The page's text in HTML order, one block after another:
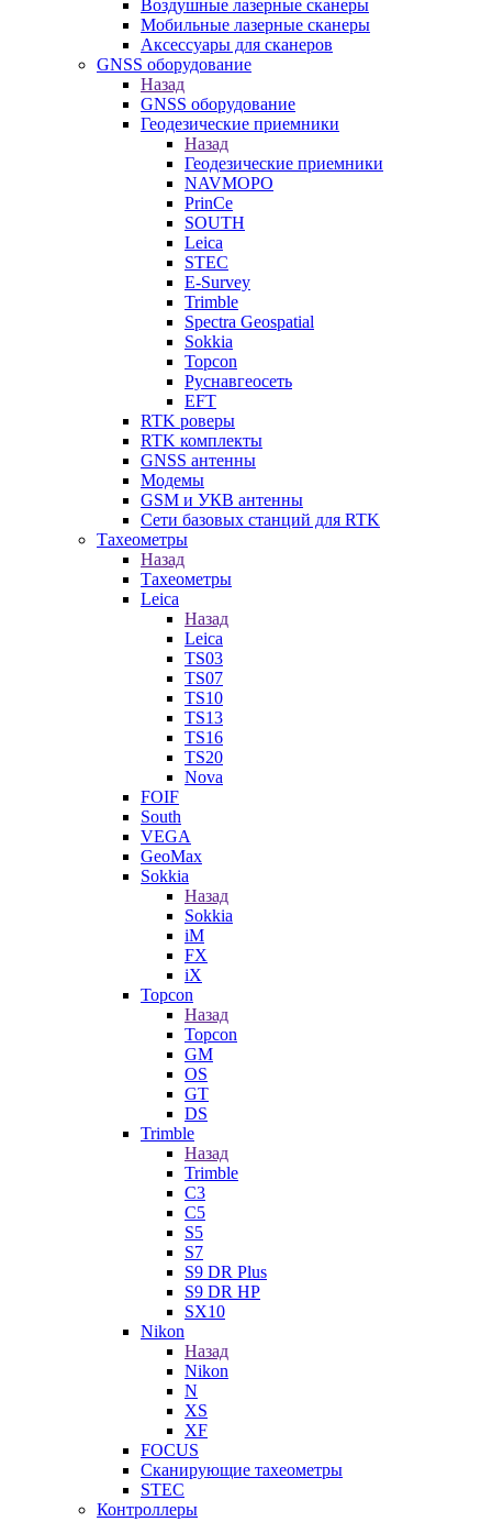
Воздушные лазерные сканеры
Мобильные лазерные сканеры
Аксессуары для сканеров
GNSS оборудование
Назад
GNSS оборудование
Геодезические приемники
Назад
Геодезические приемники
NAVMOPO
PrinCe
SOUTH
Leica
STEC
E-Survey
Trimble
Spectra Geospatial
Sokkia
Topcon
Руснавгеосеть
EFT
RTK роверы
RTK комплекты
GNSS антенны
Модемы
GSM и УКВ антенны
Сети базовых станций для RTK
Тахеометры
Назад
Тахеометры
Leica
Назад
Leica
TS03
TS07
TS10
TS13
TS16
TS20
Nova
FOIF
South
VEGA
GeoMax
Sokkia
Назад
Sokkia
iM
FX
iX
Topcon
Назад
Topcon
GM
OS
GT
DS
Trimble
Назад
Trimble
C3
C5
S5
S7
S9 DR Plus
S9 DR HP
SX10
Nikon
Назад
Nikon
N
XS
XF
FOCUS
Сканирующие тахеометры
STEC
Контроллеры